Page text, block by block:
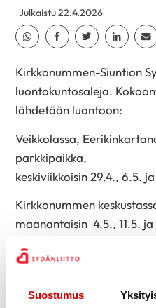
Suostumus
Julkaistu 22.4.2026
Jaa Whatsapp
Jaa Facebook
Jaa Twitter
Jaa Jaa
Kirkkonummen-Siuntion
luontokuntosaleja.
lähdetään luontoon:
Veikkolassa,
parkkipaikka,
keskiviikkoisin 29.4., 6.5. ja
Kirkkonummen
maanantaisin 4.5., 11.5. ja
Ohjaaja on fysioterapeutti
sairaudesta huolimatta.